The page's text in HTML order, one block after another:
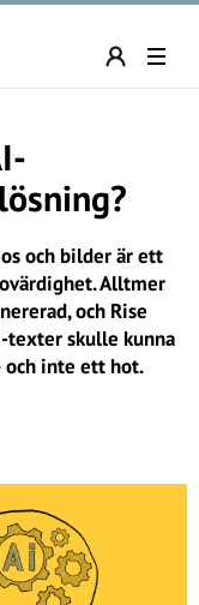
och bilder är ett
Alltmer
och Rise
texter skulle kunna
inte ett hot.